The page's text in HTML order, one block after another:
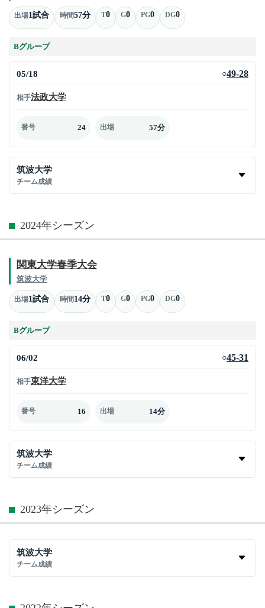
出場1試合 時間57分 T0 G0 PG0 DG0
Bグループ
05/18 ○49-28
相手法政大学
番号 24 出場 57分
筑波大学
チーム成績
2024年シーズン
関東大学春季大会
筑波大学
出場1試合 時間14分 T0 G0 PG0 DG0
Bグループ
06/02 ○45-31
相手東洋大学
番号 16 出場 14分
筑波大学
チーム成績
2023年シーズン
筑波大学
チーム成績